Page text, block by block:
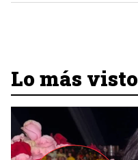
Lo más visto